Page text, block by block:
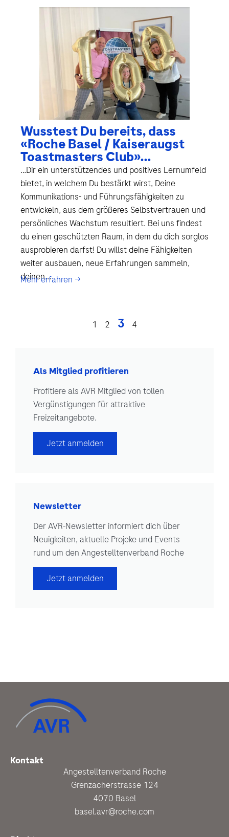
Wusstest Du bereits, dass
«Roche Basel / Kaiseraugst
Toastmasters Club»…
…Dir ein unterstützendes und positives Lernumfeld
bietet, in welchem Du bestärkt wirst, Deine
Kommunikations- und Führungsfähigkeiten zu
entwickeln, aus dem größeres Selbstvertrauen und
persönliches Wachstum resultiert. Bei uns findest
du einen geschützten Raum, in dem du dich sorglos
ausprobieren darfst! Du willst deine Fähigkeiten
weiter ausbauen, neue Erfahrungen sammeln,
deinen...
Mehr erfahren →
1 2 3 4
Als Mitglied profitieren
Profitiere als AVR Mitglied von tollen
Vergünstigungen für attraktive
Freizeitangebote.
Jetzt anmelden
Newsletter
Der AVR-Newsletter informiert dich über
Neuigkeiten, aktuelle Projeke und Events
rund um den Angestelltenverband Roche
Jetzt anmelden
Kontakt
Angestelltenverband Roche
Grenzacherstrasse 124
4070 Basel
basel.avr@roche.com